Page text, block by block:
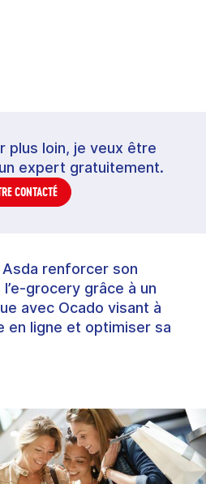
plus loin, je veux être
expert gratuitement.
CONTACTÉ
Asda renforcer son
grâce à un
avec Ocado visant à
en ligne et optimiser sa